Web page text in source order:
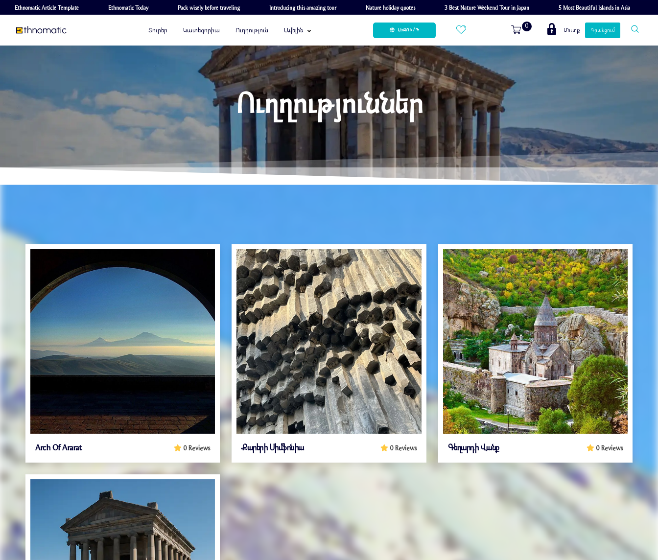
Ethnomatic Article Template Ethnomatic Today Pack wisely before traveling Introducing this amazing tour Nature holiday quotes 3 Best Nature Weekend Tour in Japan 5 Most Beautiful Islands in Asia
Տուրեր Կատեգորիա Ուղղություն Ավելին ԼԵԶՈՒ / ֏ 0 Մուտք Գրանցում
Ուղղություններ
Arch Of Ararat 0 Reviews Քարերի Սիմֆոնիա 0 Reviews Գեղարդի Վանք 0 Reviews